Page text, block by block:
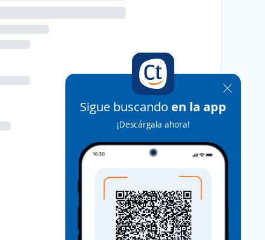
Sigue buscando en la app
¡Descárgala ahora!